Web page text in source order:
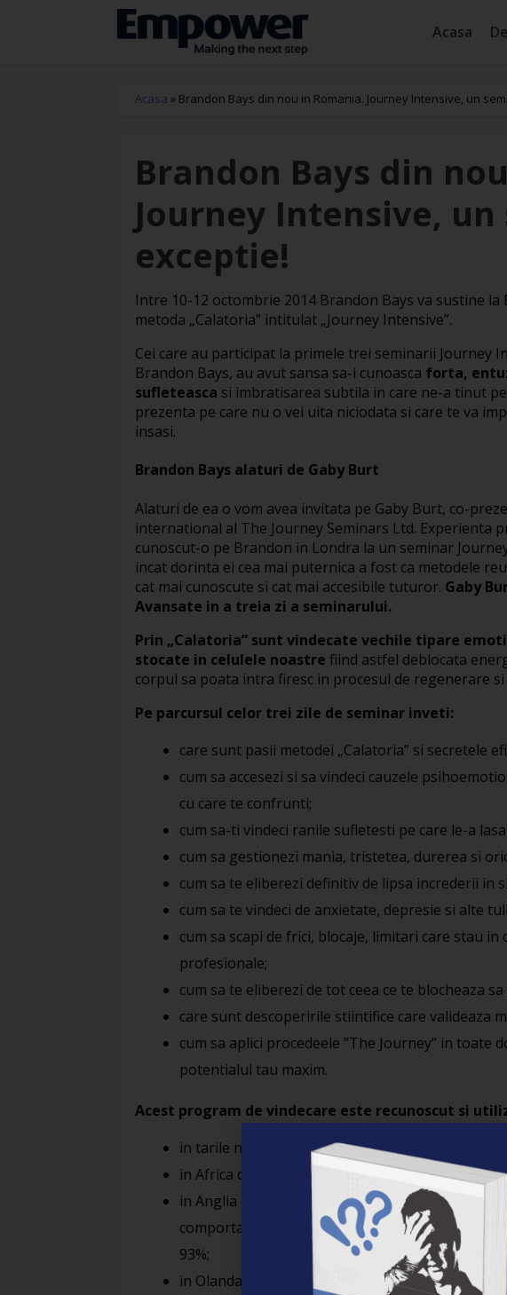
Acasa
Acasa » Brandon Bays din nou in Romania. Journey Intensive, un
Brandon Bays din
Journey Intensive,
exceptie!
Intre 10-12 octombrie 2014 Brandon Bays va sustine
metoda „Calatoria” intitulat „Journey Intensive”.
Cei care au participat la primele trei seminarii Journey
Brandon Bays, au avut sansa sa-i cunoasca forta,
sufleteasca si imbratisarea subtila in care ne-a tinut
prezenta pe care nu o vei uita niciodata si care te va
insasi.
Brandon Bays alaturi de Gaby Burt
Alaturi de ea o vom avea invitata pe Gaby Burt, co-
international al The Journey Seminars Ltd. Experienta
cunoscut-o pe Brandon in Londra la un seminar
incat dorinta ei cea mai puternica a fost ca metodele
cat mai cunoscute si cat mai accesibile tuturor. Gaby
Avansate in a treia zi a seminarului.
Prin „Calatoria” sunt vindecate vechile tipare
stocate in celulele noastre fiind astfel deblocata
corpul sa poata intra firesc in procesul de regenerare si
Pe parcursul celor trei zile de seminar inveti:
care sunt pasii metodei „Calatoria” si secretele
cum sa accesezi si sa vindeci cauzele
cu care te confrunti;
cum sa-ti vindeci ranile sufletesti pe care le-a
cum sa gestionezi mania, tristetea, durerea si
cum sa te eliberezi definitiv de lipsa increderii in
cum sa te vindeci de anxietate, depresie si alte
cum sa scapi de frici, blocaje, limitari care stau
profesionale;
cum sa te eliberezi de tot ceea ce te blocheaza
care sunt descoperirile stiintifice care valideaza
cum sa aplici procedeele ”The Journey” in toate
potentialul tau maxim.
Acest program de vindecare este recunoscut si
in tarile nordice este subventionat de unii
in Africa de Sud este utilizat in serviciile de
in Anglia este utilizat in scoli, unde rata de
comportamentului violent al elevilor depaseste
93%;
in Olanda este utilizat in organizatii